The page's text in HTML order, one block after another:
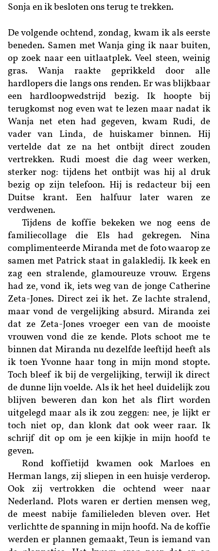
Sonja en ik besloten ons terug te trekken.
De volgende ochtend, zondag, kwam ik als eerste
beneden. Samen met Wanja ging ik naar buiten,
op zoek naar een uitlaatplek. Veel steen, weinig
gras. Wanja raakte geprikkeld door alle
hardlopers die langs ons renden. Er was blijkbaar
een hardloopwedstrijd bezig. Ik hoopte bij
terugkomst nog even wat te lezen maar nadat ik
Wanja net eten had gegeven, kwam Rudi, de
vader van Linda, de huiskamer binnen. Hij
vertelde dat ze na het ontbijt direct zouden
vertrekken. Rudi moest die dag weer werken,
sterker nog: tijdens het ontbijt was hij al druk
bezig op zijn telefoon. Hij is redacteur bij een
Duitse krant. Een halfuur later waren ze
verdwenen.
Tijdens de koffie bekeken we nog eens de
familiecollage die Els had gekregen. Nina
complimenteerde Miranda met de foto waarop ze
samen met Patrick staat in galakledij. Ik keek en
zag een stralende, glamoureuze vrouw. Ergens
had ze, vond ik, iets weg van de jonge Catherine
Zeta-Jones. Direct zei ik het. Ze lachte stralend,
maar vond de vergelijking absurd. Miranda zei
dat ze Zeta-Jones vroeger een van de mooiste
vrouwen vond die ze kende. Plots schoot me te
binnen dat Miranda nu dezelfde leeftijd heeft als
ik toen Yvonne haar tong in mijn mond stopte.
Toch bleef ik bij de vergelijking, terwijl ik direct
de dunne lijn voelde. Als ik het heel duidelijk zou
blijven beweren dan kon het als flirt worden
uitgelegd maar als ik zou zeggen: nee, je lijkt er
toch niet op, dan klonk dat ook weer raar. Ik
schrijf dit op om je een kijkje in mijn hoofd te
geven.
Rond koffietijd kwamen ook Marloes en
Herman langs, zij sliepen in een huisje verderop.
Ook zij vertrokken die ochtend weer naar
Nederland. Plots waren er dertien mensen weg,
de meest nabije familieleden bleven over. Het
verlichtte de spanning in mijn hoofd. Na de koffie
werden er plannen gemaakt, Teun is iemand van